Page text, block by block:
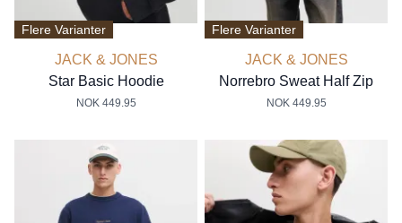
Flere Varianter
JACK & JONES
Star Basic Hoodie
NOK 449.95
Flere Varianter
JACK & JONES
Norrebro Sweat Half Zip
NOK 449.95